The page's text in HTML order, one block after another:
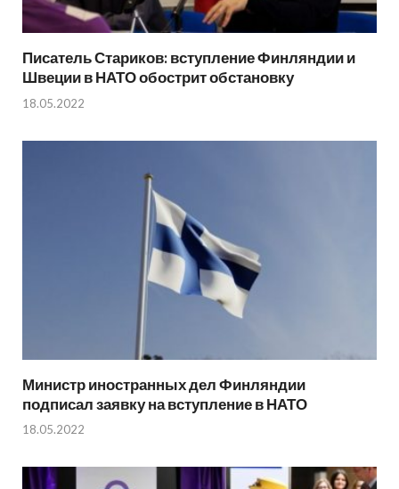
Писатель Стариков: вступление Финляндии и
Швеции в НАТО обострит обстановку
18.05.2022
Министр иностранных дел Финляндии
подписал заявку на вступление в НАТО
18.05.2022